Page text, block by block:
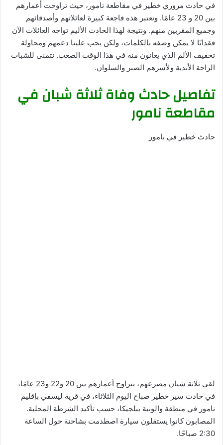
في حادث مروري خطير في مقاطعة نامور، حيث تراوحت أعمارهم
بين 20 و 23 عامًا. وتعتبر هذه فاجعة كبيرة لعائلاتهم وأصدقائهم
وجميع المقربين منهم. ونتيجة لهذا الحادث الأليم تواجه العائلات الآن
فقدانًا لا يمكن وصفه بالكلمات، ولكن يجب علينا دعمهم ومحاولة
تخفيف الألم الذي يعانون منه في هذا الوقت الصعب. نتمنى للشباب
الراحة الأبدية ولأسرهم الصبر والسلوان.
تفاصيل حادث وفاة ثلاثة شبان في
مقاطعة نامور
حادث خطير في نامور
لقي ثلاثة شبان مصرعهم، يتراوح أعمارهم بين 20 و22 و23 عامًا،
في حادث سير خطير صباح اليوم الثلاثاء، في قرية ليسفي بإقليم
نامور في منطقة والونية ببلجيكا، حسب تأكيد الشرطة المحلية.
المصابون كانوا يستقلون سيارة اصطدمت بشاحنة حول الساعة
2:30 صباحًا.